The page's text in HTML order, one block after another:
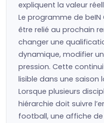
expliquent la valeur
Le programme de
être relié au prochain
changer une
dynamique, modifier
pression. Cette
lisible dans une saison
Lorsque plusieurs
hiérarchie doit suivre
football, une affiche